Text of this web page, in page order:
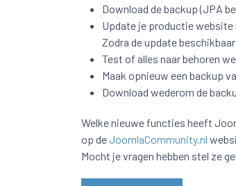
Download de backup (JPA
Update je productie website
Zodra de update
Test of alles naar behoren
Maak opnieuw een backup
Download wederom de
Welke nieuwe functies heeft
op deJoomlaCommunity.nl
Mocht je vragen hebben stel ze